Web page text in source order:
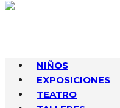
NIÑOS
EXPOSICIONES
TEATRO